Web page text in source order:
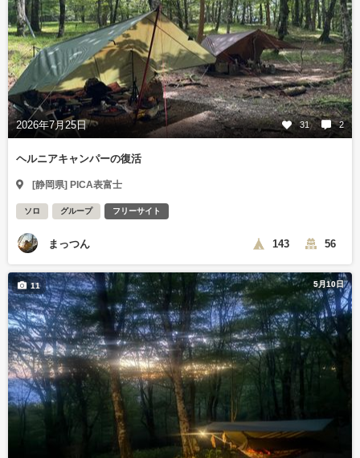
2026年7月25日 31 2
ヘルニアキャンパーの復活
[静岡県] PICA表富士
ソロ グループ フリーサイト
まっつん 143 56
5月10日
11